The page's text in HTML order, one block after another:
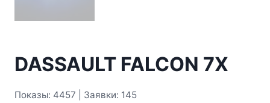
DASSAULT FALCON 7X
Показы: 4457 | Заявки: 145